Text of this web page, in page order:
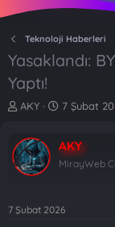
Teknoloji Haberleri
Yasaklandı:
Yaptı!
K
b
u
y
b
AKY
B
l
a
ı
7 Şubat
AKY
MirayWeb
7 Şubat 2026